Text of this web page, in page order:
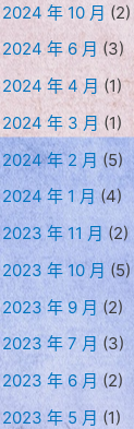
2024 年 10 月 (2)
2024 年 6 月 (3)
2024 年 4 月 (1)
2024 年 3 月 (1)
2024 年 2 月 (5)
2024 年 1 月 (4)
2023 年 11 月 (2)
2023 年 10 月 (5)
2023 年 9 月 (2)
2023 年 7 月 (3)
2023 年 6 月 (2)
2023 年 5 月 (1)